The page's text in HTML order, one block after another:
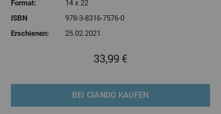
Format:
14 x 22
ISBN
978-3-8316-7576-0
Erschienen:
25.02.2021
33,99 €
BEI CIANDO KAUFEN